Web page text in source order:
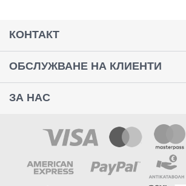
КОНТАКТ
ОБСЛУЖВАНЕ НА КЛИЕНТИ
ЗА НАС